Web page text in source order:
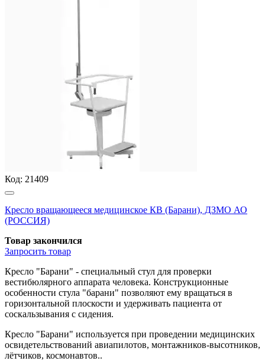
Код: 21409
Кресло вращающееся медицинское КВ (Барани), ДЗМО АО
(РОССИЯ)
Товар закончился
Запросить товар
Кресло "Барани" - специальный стул для проверки
вестибюлярного аппарата человека. Конструкционные
особенности стула "барани" позволяют ему вращаться в
горизонтальной плоскости и удерживать пациента от
соскальзывания с сидения.
Кресло "Барани" используется при проведении медицинских
освидетельствований авиапилотов, монтажников-высотников,
лётчиков, космонавтов..